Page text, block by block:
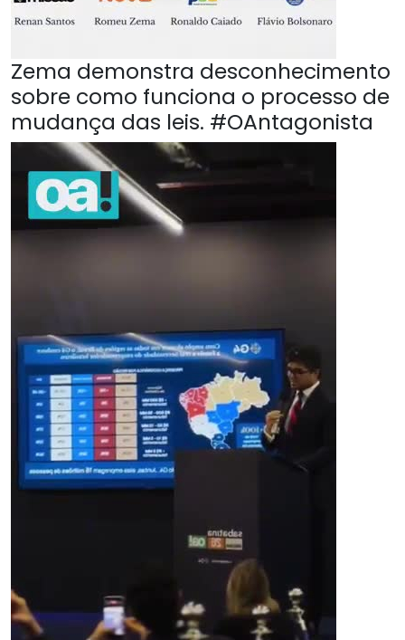
Zema demonstra desconhecimento
sobre como funciona o processo de
mudança das leis. #OAntagonista